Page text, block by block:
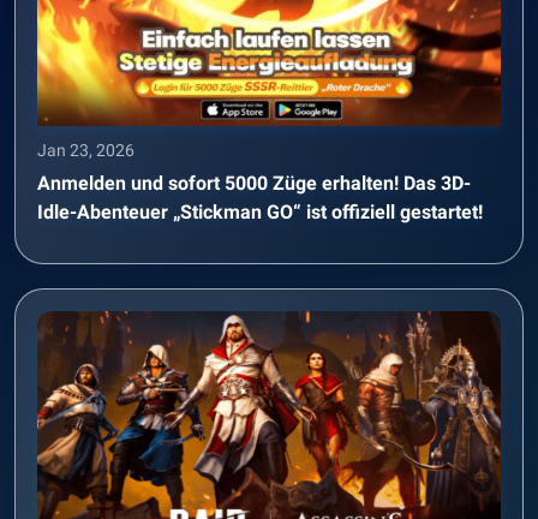
Jan 23, 2026
Anmelden und sofort 5000 Züge erhalten! Das 3D-
Idle-Abenteuer „Stickman GO“ ist offiziell gestartet!